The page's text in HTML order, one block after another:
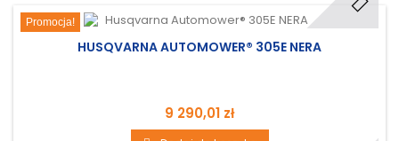
Promocja!
HUSQVARNA AUTOMOWER® 305E NERA
9 290,01 zł